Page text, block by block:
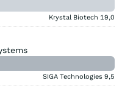
Krystal Biotech 19,0
SIGA Technologies 9,5